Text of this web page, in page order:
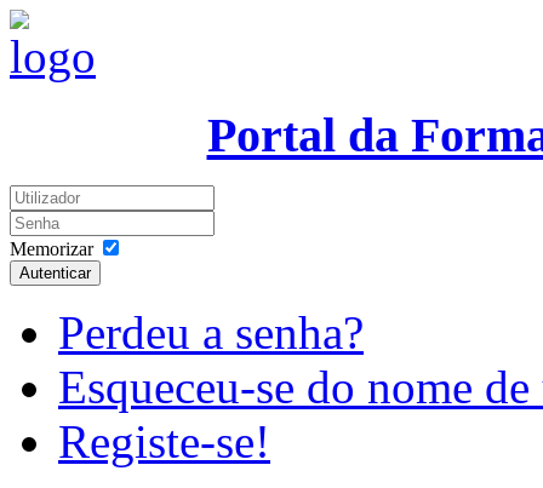
Portal da
Memorizar
Autenticar
Perdeu a senha?
Esqueceu-se do nome
Registe-se!